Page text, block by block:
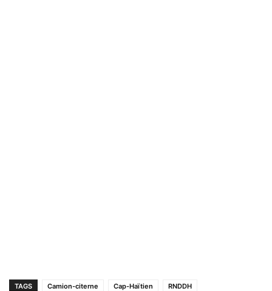
TAGS Camion-citerne Cap-Haïtien RNDDH